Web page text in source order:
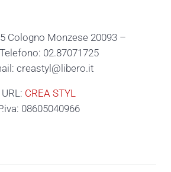
Cologno Monzese 20093 –
02.87071725
creastyl@libero.it
URL: CREA STYL
08605040966